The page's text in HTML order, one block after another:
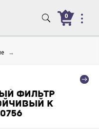
0
→
ФИЛЬТР
К